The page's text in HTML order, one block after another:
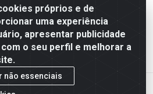
próprios e de
uma experiência
apresentar publicidade
o seu perfil e melhorar a
não essenciais
F. Pereira Queiroz Comercio e
Qi 10 Lotes 39 e, 41 - Setor
Brasília/DF - CEP 72.135-100 -
0001-80